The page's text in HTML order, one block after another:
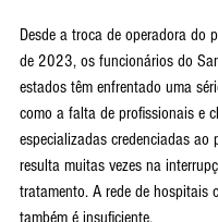
Desde a troca de operadora do
de 2023, os funcionários do
estados têm enfrentado uma
como a falta de profissionais e
especializadas credenciadas ao
resulta muitas vezes na
tratamento. A rede de hospitais
também é insuficiente.